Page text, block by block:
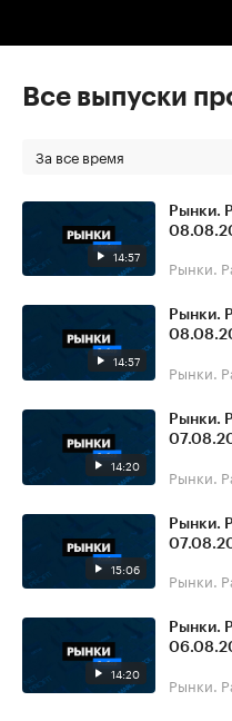
Все выпуски
За все время
14:57
Рынки.
Рынки.
14:57
Рынки.
Рынки.
14:20
Рынки.
Рынки.
15:06
Рынки.
Рынки.
14:20
Рынки.
Рынки.